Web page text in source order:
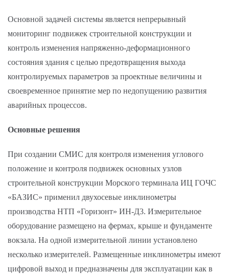
Основной задачей системы является непрерывный
мониторинг подвижек строительной конструкции и
контроль изменения напряженно-деформационного
состояния здания с целью предотвращения выхода
контролируемых параметров за проектные величины и
своевременное принятие мер по недопущению развития
аварийных процессов.
Основные решения
При создании СМИС для контроля изменения углового
положение и контроля подвижек основных узлов
строительной конструкции Морского терминала ИЦ ГОЧС
«БАЗИС» применил двухосевые инклинометры
производства НТП «Горизонт» ИН-Д3. Измерительное
оборудование размещено на фермах, крыше и фундаменте
вокзала. На одной измерительной линии установлено
несколько измерителей. Размещенные инклинометры имеют
цифровой выход и предназначены для эксплуатации как в